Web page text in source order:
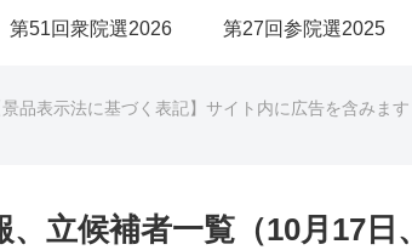
第51回衆院選2026 第27回参院選2025
景品表示法に基づく表記】サイト内に広告を含みます
立候補者一覧（10月17日、